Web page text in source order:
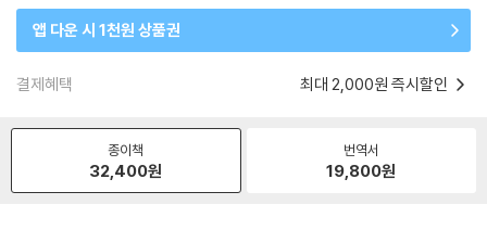
앱 다운 시 1천원 상품권
결제혜택 최대 2,000원 즉시할인
종이책
32,400원
번역서
19,800원